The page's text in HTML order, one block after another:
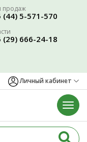
продаж
(44) 5-571-570
(29) 666-24-18
Личный кабинет